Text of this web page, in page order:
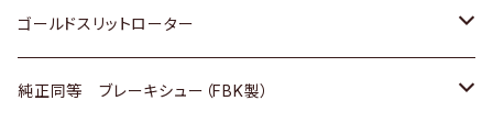
三菱ふそう
ＢＭＷ
三菱ふそう
その他
スバル
マツダ
三菱
三菱
ダイハツ
マツダ
日産
いすゞ
スズキ
日産
ホンダ
日産
トヨタ
ホンダ
ゴールドスリットローター
トヨタ
純正同等 ブレーキシュー（FBK製）